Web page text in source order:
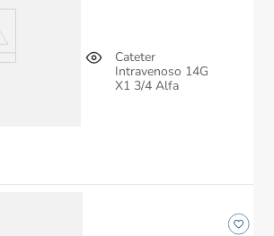
Cateter
Intravenoso 14G
X1 3/4 Alfa